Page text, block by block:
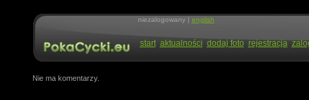
niezalogowany | english
start aktualności dodaj foto rejestracja
Nie ma komentarzy.